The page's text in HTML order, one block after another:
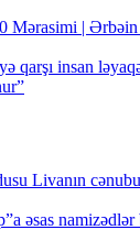
Mərasimi |
qarşı insan
Livanın
əsas